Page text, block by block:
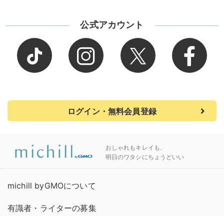
公式アカウント
ログイン・無料会員登録
おしゃれもキレイも、
明日のワタシにちょうどいい
michill byGMOについて
有識者・ライターの募集